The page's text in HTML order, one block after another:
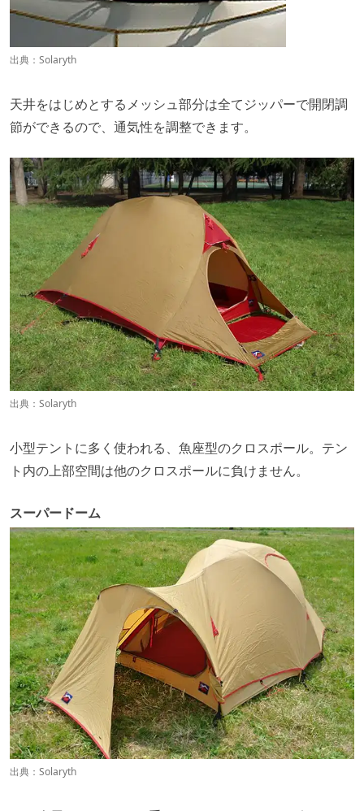
出典： Solaryth
天井をはじめとするメッシュ部分は全てジッパーで開閉調
節ができるので、通気性を調整できます。
出典： Solaryth
小型テントに多く使われる、魚座型のクロスポール。テン
ト内の上部空間は他のクロスポールに負けません。
スーパードーム
出典： Solaryth